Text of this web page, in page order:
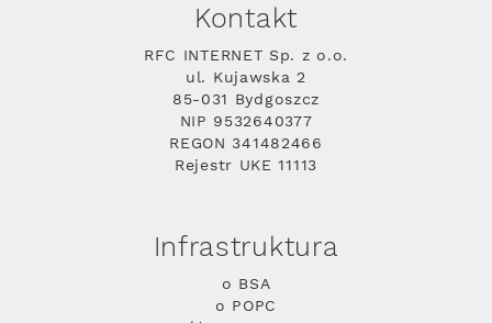
Kontakt
RFC INTERNET Sp. z o.o.
ul. Kujawska 2
85-031 Bydgoszcz
NIP 9532640377
REGON 341482466
Rejestr UKE 11113
Infrastruktura
o BSA
o POPC